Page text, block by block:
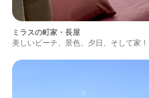
ミラスの町家・長屋
美しいビーチ、景色、夕日、そして家！